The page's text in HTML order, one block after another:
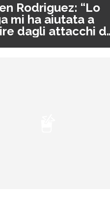
Rodriguez: “Lo
mi ha aiutata a
dagli attacchi di